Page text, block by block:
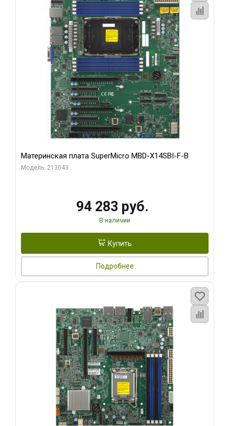
Материнская плата SuperMicro MBD-X14SBI-F-B
Модель: 213043
94 283 руб.
В наличии
Купить
Подробнее